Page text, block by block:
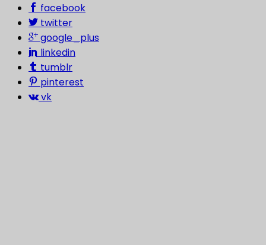
facebook
twitter
google_plus
linkedin
tumblr
pinterest
vk